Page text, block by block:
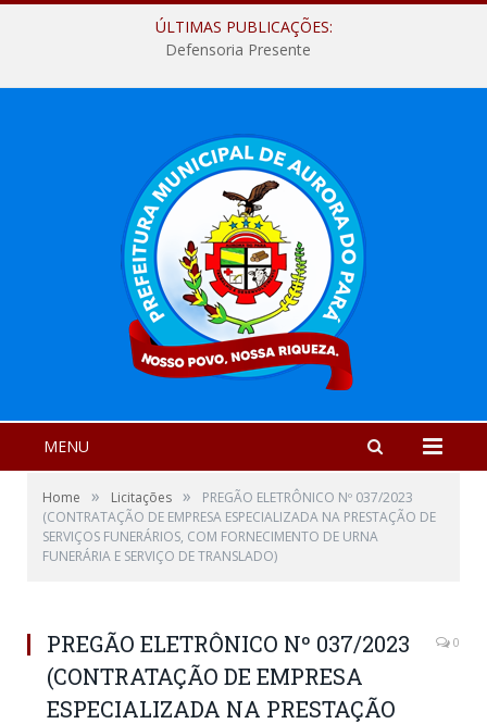
ÚLTIMAS PUBLICAÇÕES:
Defensoria Presente
MENU
Home » Licitações »
PREGÃO ELETRÔNICO Nº 037/2023
(CONTRATAÇÃO DE EMPRESA ESPECIALIZADA NA PRESTAÇÃO DE
SERVIÇOS FUNERÁRIOS, COM FORNECIMENTO DE URNA
FUNERÁRIA E SERVIÇO DE TRANSLADO)
PREGÃO ELETRÔNICO Nº 037/2023
(CONTRATAÇÃO DE EMPRESA
ESPECIALIZADA NA PRESTAÇÃO
0